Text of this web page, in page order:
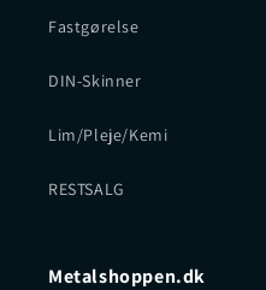
Fastgørelse
DIN-Skinner
Lim/Pleje/Kemi
RESTSALG
Metalshoppen.dk